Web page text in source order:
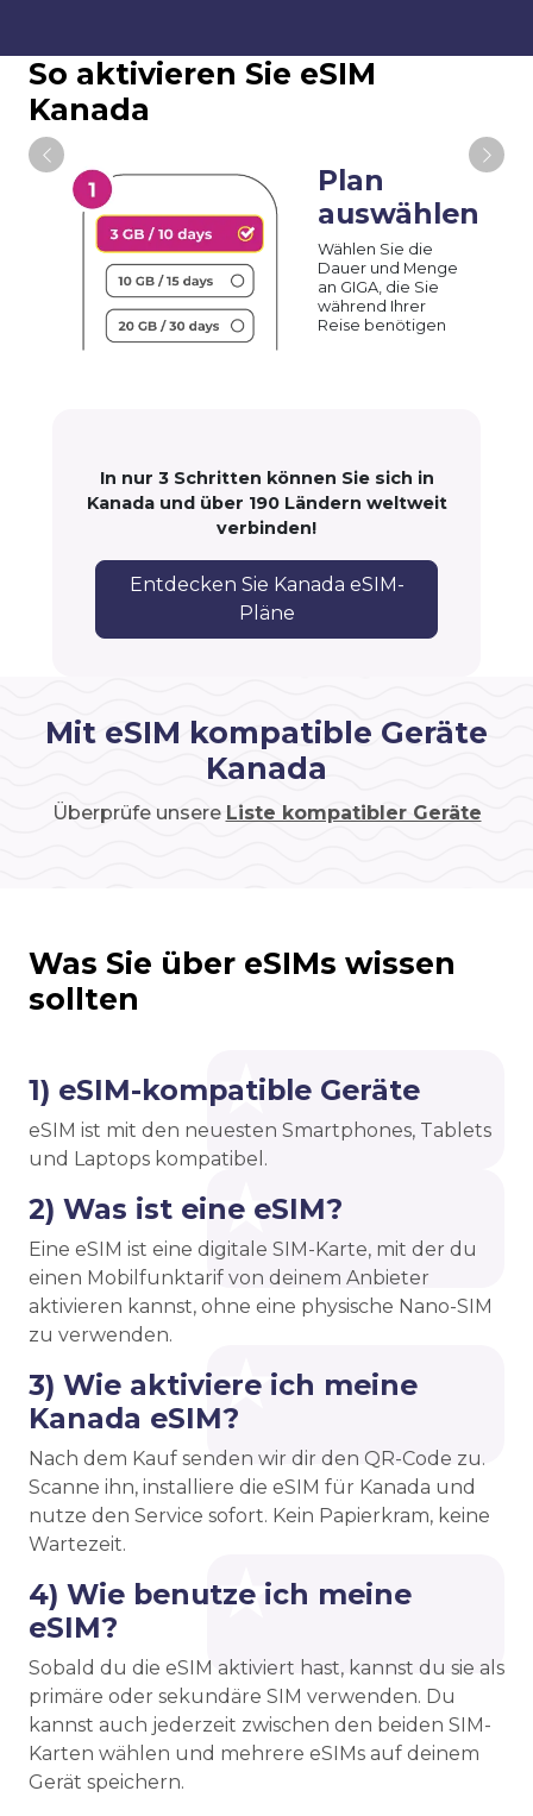
So aktivieren Sie eSIM
Kanada
Plan
auswählen
Wählen Sie die
Dauer und Menge
an GIGA, die Sie
während Ihrer
Reise benötigen
In nur 3 Schritten können Sie sich in
Kanada und über 190 Ländern weltweit
verbinden!
Entdecken Sie Kanada eSIM-
Pläne
Mit eSIM kompatible Geräte
Kanada
Überprüfe unsere Liste kompatibler Geräte
Was Sie über eSIMs wissen
sollten
1) eSIM-kompatible Geräte
eSIM ist mit den neuesten Smartphones, Tablets
und Laptops kompatibel.
2) Was ist eine eSIM?
Eine eSIM ist eine digitale SIM-Karte, mit der du
einen Mobilfunktarif von deinem Anbieter
aktivieren kannst, ohne eine physische Nano-SIM
zu verwenden.
3) Wie aktiviere ich meine
Kanada eSIM?
Nach dem Kauf senden wir dir den QR-Code zu.
Scanne ihn, installiere die eSIM für Kanada und
nutze den Service sofort. Kein Papierkram, keine
Wartezeit.
4) Wie benutze ich meine
eSIM?
Sobald du die eSIM aktiviert hast, kannst du sie als
primäre oder sekundäre SIM verwenden. Du
kannst auch jederzeit zwischen den beiden SIM-
Karten wählen und mehrere eSIMs auf deinem
Gerät speichern.